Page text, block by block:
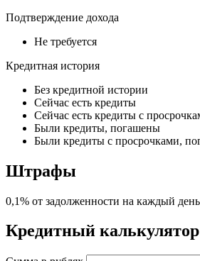
Подтверждение дохода
Не требуется
Кредитная история
Без кредитной истории
Сейчас есть кредиты
Сейчас есть кредиты с
Были кредиты, погашены
Были кредиты с просрочками,
Штрафы
0,1% от задолженности на каждый
Кредитный калькулятор